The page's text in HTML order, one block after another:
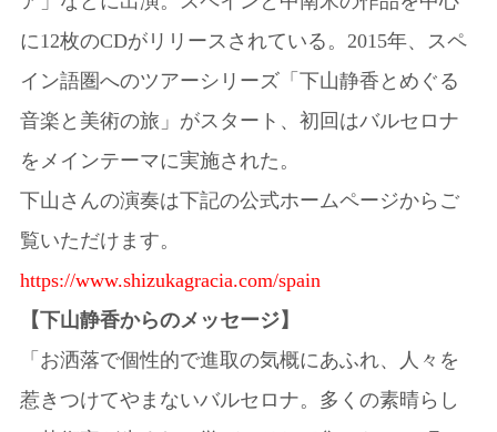
に12枚のCDがリリースされている。2015年、スペ
イン語圏へのツアーシリーズ「下山静香とめぐる
音楽と美術の旅」がスタート、初回はバルセロナ
をメインテーマに実施された。
下山さんの演奏は下記の公式ホームページからご
覧いただけます。
https://www.shizukagracia.com/spain
【下山静香からのメッセージ】
「お洒落で個性的で進取の気概にあふれ、人々を
惹きつけてやまないバルセロナ。多くの素晴らし